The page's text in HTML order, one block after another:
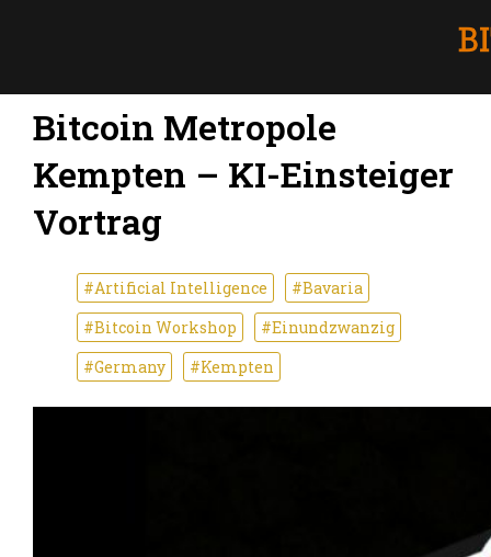
Bitcoin Metropole
Kempten – KI-Einsteiger
Vortrag
#Artificial Intelligence
#Bavaria
#Bitcoin Workshop
#Einundzwanzig
#Germany
#Kempten